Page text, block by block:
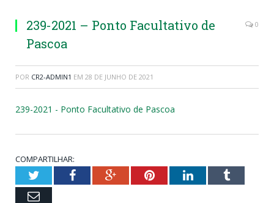
239-2021 – Ponto Facultativo de
Pascoa
0
POR CR2-ADMIN1 EM 28 DE JUNHO DE 2021
239-2021 - Ponto Facultativo de Pascoa
COMPARTILHAR:
TwitterFacebookGoogle+PinterestLinkedInTumblr
Email